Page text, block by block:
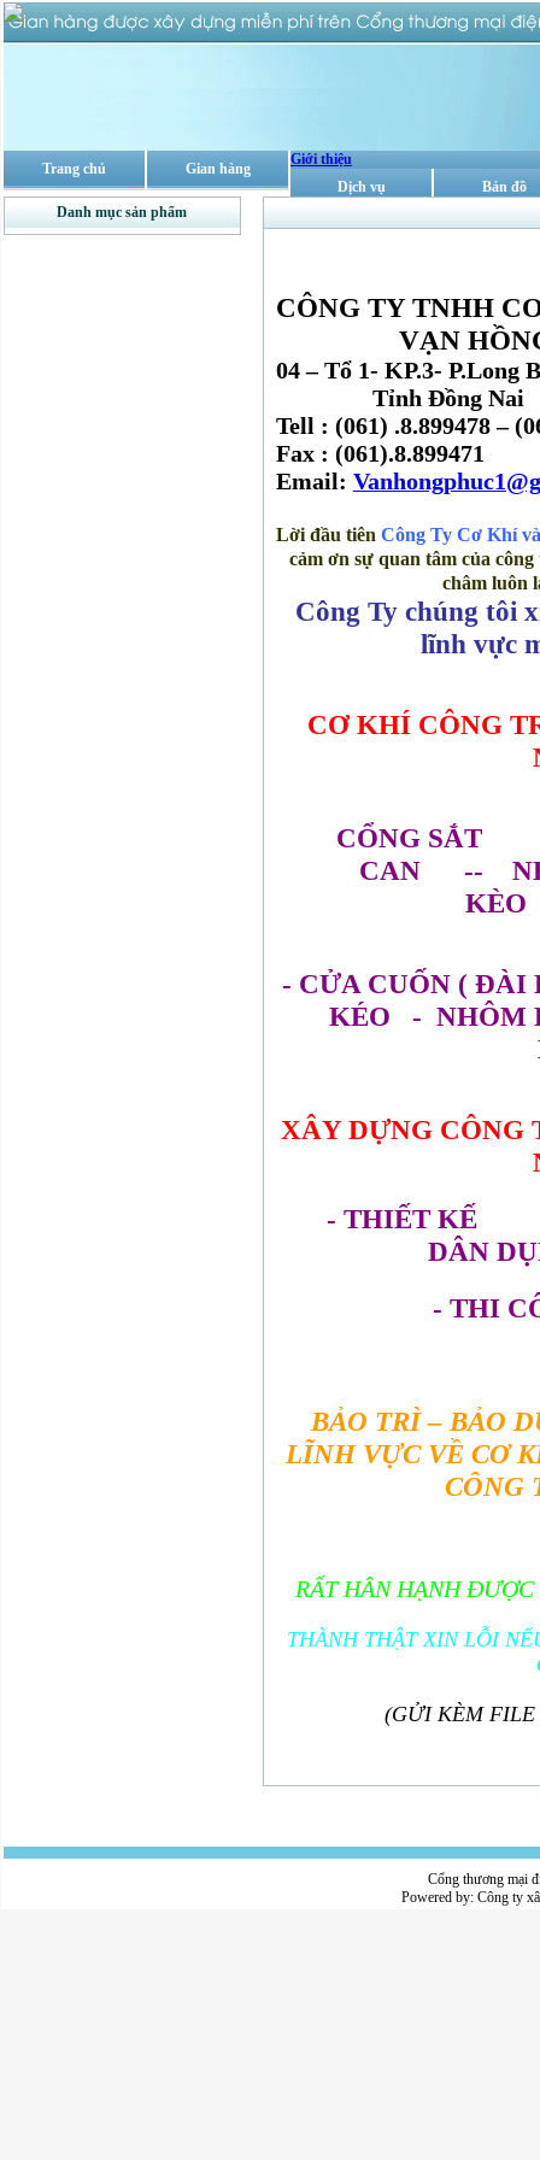
Trang chủ Gian hàng
Giới thiệu
Dịch vụ
Bản đồ
Danh mục sản phẩm
CÔNG TY TNHH
VẠN HỒNG
04 – Tổ 1- KP.3- P.Long
Tỉnh Đồng Nai
Tell : (061) .8.899478 –
Fax : (061).8.899471
Email:
Lời đầu tiên Công Ty Cơ Khí
cảm ơn sự quan tâm của
châm luôn
Công Ty chúng tôi
lĩnh vực
CƠ KHÍ CÔNG
CỔNG SẮT
CAN --
- CỬA CUỐN (
KÉO - NHÔM
XÂY DỰNG CÔNG
- THIẾT
DÂN
- THI
BẢO TRÌ – BẢO
LĨNH VỰC VỀ CƠ
CÔNG
RẤT HÂN HẠNH
THÀNH THẬT XIN LỖI
(GỬI KÈM FILE
Cổng thương mại
Powered by: Công ty